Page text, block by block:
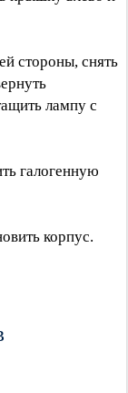
стороны, снять
лампу с
галогенную
корпус.